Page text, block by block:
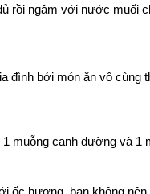
rồi ngâm với nước muối
đình bởi món ăn vô cùng
canh đường và 1